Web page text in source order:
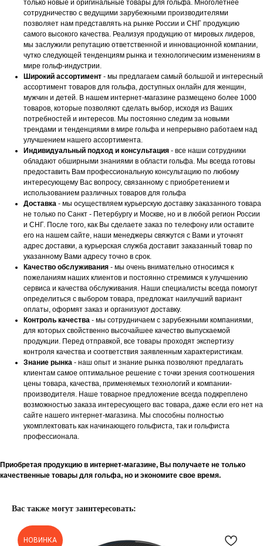
только новые и оригинальные товары для гольфа. Многолетнее
сотрудничество с ведущими зарубежными производителями
позволяет нам представлять на рынке России и СНГ продукцию
самого высокого качества. Реализуя продукцию от мировых лидеров,
мы заслужили репутацию ответственной и инновационной компании,
чутко следующей тенденциям рынка и технологическим изменениям в
мире гольф-индустрии.
Широкий ассортимент - мы предлагаем самый большой и интересный
ассортимент товаров для гольфа, доступных онлайн для женщин,
мужчин и детей. В нашем интернет-магазине размещено более 1000
товаров, которые позволяют сделать выбор, исходя из Ваших
потребностей и интересов. Мы постоянно следим за новыми
трендами и тенденциями в мире гольфа и непрерывно работаем над
улучшением нашего ассортимента.
Индивидуальный подход и консультация - все наши сотрудники
обладают обширными знаниями в области гольфа. Мы всегда готовы
предоставить Вам профессиональную консультацию по любому
интересующему Вас вопросу, связанному с приобретением и
использованием различных товаров для гольфа
Доставка - мы осуществляем курьерскую доставку заказанного товара
не только по Санкт - Петербургу и Москве, но и в любой регион России
и СНГ. После того, как Вы сделаете заказ по телефону или оставите
его на нашем сайте, наши менеджеры свяжутся с Вами и уточнят
адрес доставки, а курьерская служба доставит заказанный товар по
указанному Вами адресу точно в срок.
Качество обслуживания - мы очень внимательно относимся к
пожеланиям наших клиентов и постоянно стремимся к улучшению
сервиса и качества обслуживания. Наши специалисты всегда помогут
определиться с выбором товара, предложат наилучший вариант
оплаты, оформят заказ и организуют доставку.
Контроль качества - мы сотрудничаем с зарубежными компаниями,
для которых свойственно высочайшее качество выпускаемой
продукции. Перед отправкой, все товары проходят экспертизу
контроля качества и соответствия заявленным характеристикам.
Знание рынка - наш опыт и знание рынка позволяют предлагать
клиентам самое оптимальное решение с точки зрения соотношения
цены товара, качества, применяемых технологий и компании-
производителя. Наше товарное предложение всегда подкреплено
возможностью заказа интересующего вас товара, даже если его нет на
сайте нашего интернет-магазина. Мы способны полностью
укомплектовать как начинающего гольфиста, так и гольфиста
профессионала.
Приобретая продукцию в интернет-магазине, Вы получаете не только
качественные товары для гольфа, но и экономите свое время.
Вас также могут заинтересовать:
НОВИНКА